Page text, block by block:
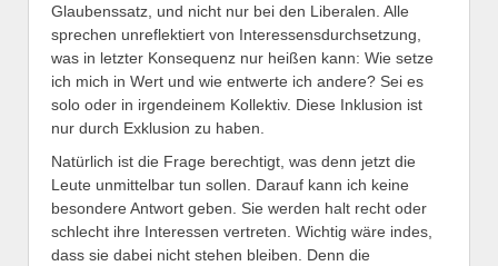
Glaubenssatz, und nicht nur bei den Liberalen. Alle
sprechen unreflektiert von Interessensdurchsetzung,
was in letzter Konsequenz nur heißen kann: Wie setze
ich mich in Wert und wie entwerte ich andere? Sei es
solo oder in irgendeinem Kollektiv. Diese Inklusion ist
nur durch Exklusion zu haben.
Natürlich ist die Frage berechtigt, was denn jetzt die
Leute unmittelbar tun sollen. Darauf kann ich keine
besondere Antwort geben. Sie werden halt recht oder
schlecht ihre Interessen vertreten. Wichtig wäre indes,
dass sie dabei nicht stehen bleiben. Denn die